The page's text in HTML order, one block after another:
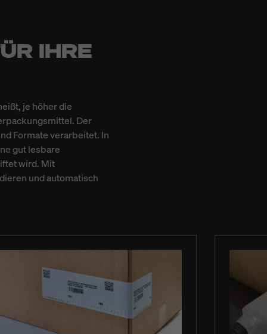
IHRE
je höher die
Der
Formate verarbeitet. In
gut lesbare
wird. Mit
und automatisch